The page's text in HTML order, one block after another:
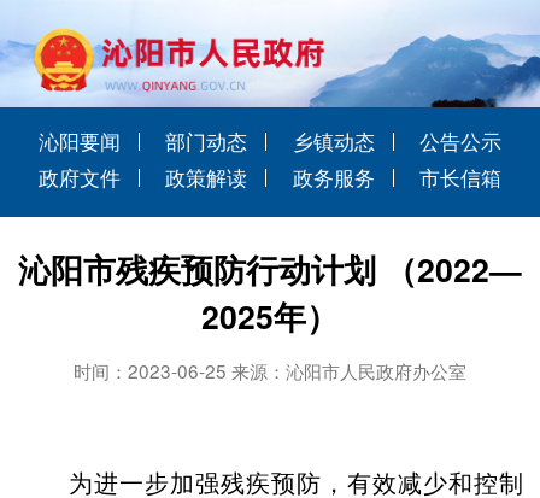
沁阳要闻 部门动态 乡镇动态
公告公示
政府文件
政策解读 政务服务 市长信箱
沁阳市残疾预防行动计划 （2022—
2025年）
时间：2023-06-25 来源：沁阳市人民政府办公室
为进一步加强残疾预防，有效减少和控制